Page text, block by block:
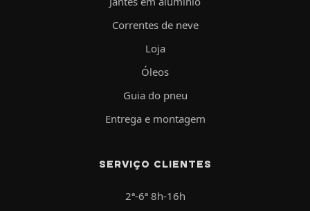
Correntes de neve
Loja
Óleos
Guia do pneu
Entrega e montagem
SERVIÇO CLIENTES
2ª-6ª 8h-16h